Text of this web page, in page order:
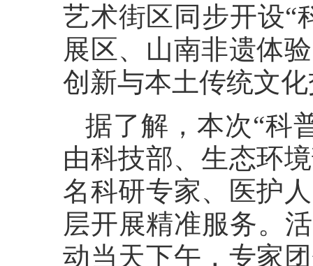
艺术街区同步开设“
展区、山南非遗体
创新与本土传统文
据了解，本次“科
由科技部、生态环
名科研专家、医护
层开展精准服务。
动当天下午，专家